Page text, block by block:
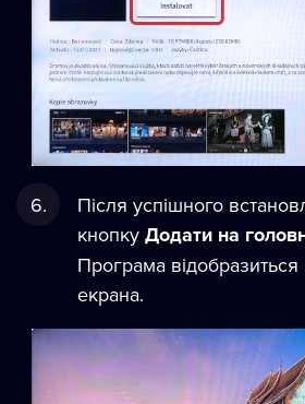
Після успішного
кнопку Додати на
Програма
екрана.